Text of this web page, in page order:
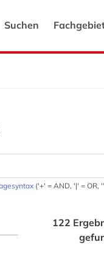
Suchen
('+' = AND, '|' = OR,
122